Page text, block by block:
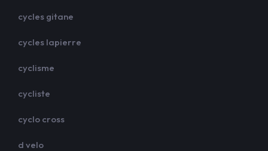
cycles gitane
cycles lapierre
cyclisme
cycliste
cyclo cross
d velo